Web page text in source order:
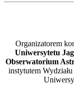
Organizatorem
Uniwersytetu
Obserwatorium
instytutem